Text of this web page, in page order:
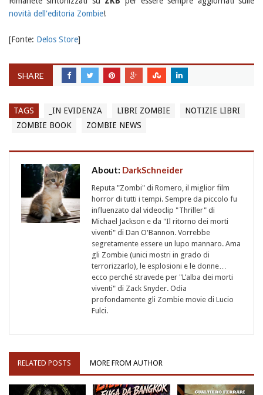
novità dell'editoria Zombie!
[Fonte: Delos Store]
SHARE
TAGS _IN EVIDENZA LIBRI ZOMBIE
NOTIZIE LIBRI
ZOMBIE BOOK
ZOMBIE NEWS
About: DarkSchneider
Reputa "Zombi" di Romero, il miglior film
horror di tutti i tempi. Sempre da piccolo fu
influenzato dal videoclip "Thriller" di
Michael Jackson e da "Il ritorno dei morti
viventi" di Dan O'Bannon. Vorrebbe
segretamente essere un lupo mannaro. Ama
gli Zombie (unici mostri in grado di
terrorizzarlo), le esplosioni e le donne…
ecco perché stravede per "L’alba dei morti
viventi" di Zack Snyder. Odia
profondamente gli Zombie movie di Lucio
Fulci.
RELATED POSTS MORE FROM AUTHOR